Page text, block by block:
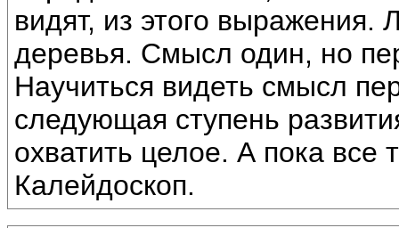
видят, из этого
деревья. Смысл один, но
Научиться видеть смысл
следующая ступень
охватить целое. А пока все
Калейдоскоп.